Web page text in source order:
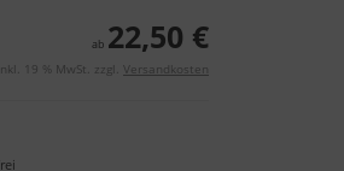
ab 22,50 €
inkl. 19 % MwSt. zzgl. Versandkosten